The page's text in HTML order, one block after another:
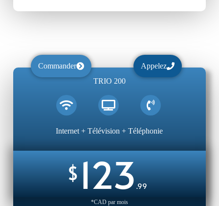
Commander Appelez
TRIO 200
Internet + Télévision + Téléphonie
$123.99
*CAD par mois